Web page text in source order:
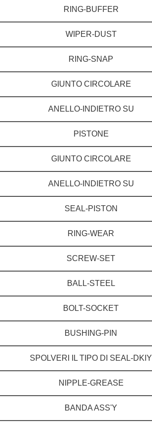
RING-BUFFER
WIPER-DUST
RING-SNAP
GIUNTO CIRCOLARE
ANELLO-INDIETRO SU
PISTONE
GIUNTO CIRCOLARE
ANELLO-INDIETRO SU
SEAL-PISTON
RING-WEAR
SCREW-SET
BALL-STEEL
BOLT-SOCKET
BUSHING-PIN
SPOLVERI IL TIPO DI SEAL-DKIY
NIPPLE-GREASE
BANDA ASS'Y